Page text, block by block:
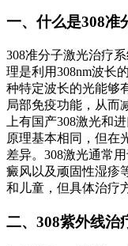
一、什么是308准
308准分子激光治疗
理是利用308nm波长
种特定波长的光能够
局部免疫功能，从而
上有国产308激光和
原理基本相同，但在
差异。308激光通常
癜风以及顽固性湿疹
和儿童，但具体治疗
二、308紫外线治